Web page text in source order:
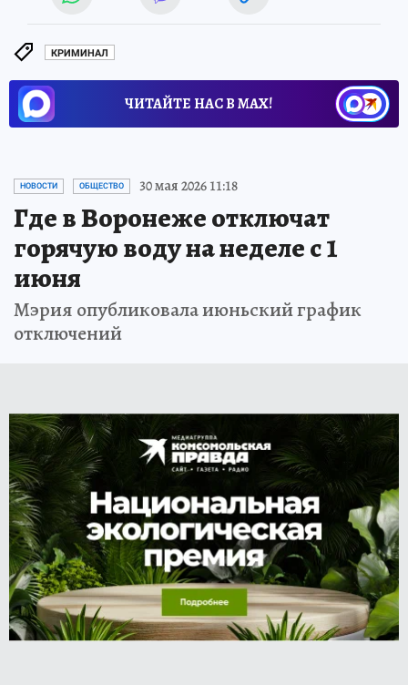
КРИМИНАЛ
ЧИТАЙТЕ НАС В МАХ!
НОВОСТИ ОБЩЕСТВО 30 мая 2026 11:18
Где в Воронеже отключат
горячую воду на неделе с 1
июня
Мэрия опубликовала июньский график
отключений